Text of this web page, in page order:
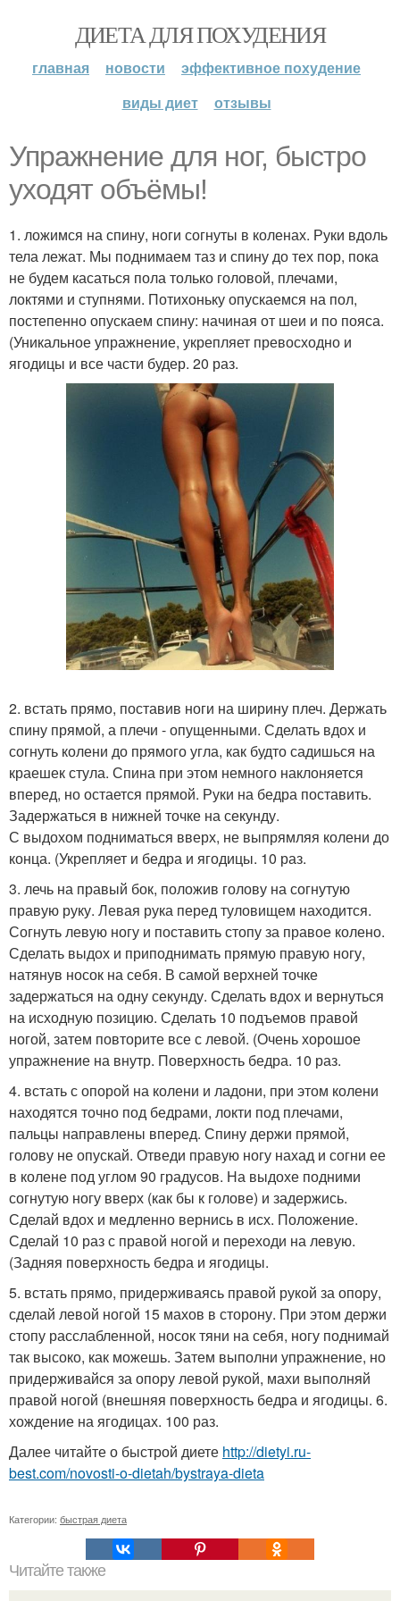
ДИЕТА ДЛЯ ПОХУДЕНИЯ
главная новости
эффективное похудение
виды диет
отзывы
Упражнение для ног, быстро
уходят объёмы!
1. ложимся на спину, ноги согнуты в коленах. Руки вдоль
тела лежат. Мы поднимаем таз и спину до тех пор, пока
не будем касаться пола только головой, плечами,
локтями и ступнями. Потихоньку опускаемся на пол,
постепенно опускаем спину: начиная от шеи и по пояса.
(Уникальное упражнение, укрепляет превосходно и
ягодицы и все части будер. 20 раз.
2. встать прямо, поставив ноги на ширину плеч. Держать
спину прямой, а плечи - опущенными. Сделать вдох и
согнуть колени до прямого угла, как будто садишься на
краешек стула. Спина при этом немного наклоняется
вперед, но остается прямой. Руки на бедра поставить.
Задержаться в нижней точке на секунду.
С выдохом подниматься вверх, не выпрямляя колени до
конца. (Укрепляет и бедра и ягодицы. 10 раз.
3. лечь на правый бок, положив голову на согнутую
правую руку. Левая рука перед туловищем находится.
Согнуть левую ногу и поставить стопу за правое колено.
Сделать выдох и приподнимать прямую правую ногу,
натянув носок на себя. В самой верхней точке
задержаться на одну секунду. Сделать вдох и вернуться
на исходную позицию. Сделать 10 подъемов правой
ногой, затем повторите все с левой. (Очень хорошое
упражнение на внутр. Поверхность бедра. 10 раз.
4. встать с опорой на колени и ладони, при этом колени
находятся точно под бедрами, локти под плечами,
пальцы направлены вперед. Спину держи прямой,
голову не опускай. Отведи правую ногу нахад и согни ее
в колене под углом 90 градусов. На выдохе подними
согнутую ногу вверх (как бы к голове) и задержись.
Сделай вдох и медленно вернись в исх. Положение.
Сделай 10 раз с правой ногой и переходи на левую.
(Задняя поверхность бедра и ягодицы.
5. встать прямо, придерживаясь правой рукой за опору,
сделай левой ногой 15 махов в сторону. При этом держи
стопу расслабленной, носок тяни на себя, ногу поднимай
так высоко, как можешь. Затем выполни упражнение, но
придерживайся за опору левой рукой, махи выполняй
правой ногой (внешняя поверхность бедра и ягодицы. 6.
хождение на ягодицах. 100 раз.
Далее читайте о быстрой диете http://dietyi.ru-
best.com/novosti-o-dietah/bystraya-dieta
Категории: быстрая диета
Читайте также